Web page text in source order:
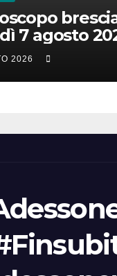
7 agosto
♏ ♐ ♑ ♒ ♓
2026